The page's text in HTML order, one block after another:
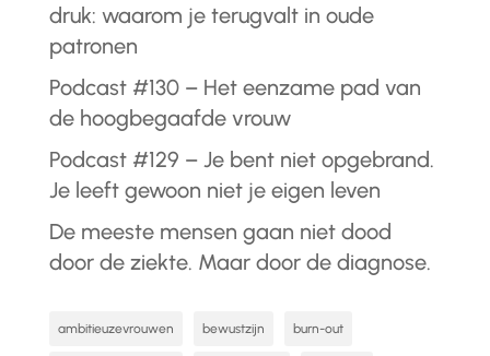
druk: waarom je terugvalt in oude
patronen
Podcast #130 – Het eenzame pad van
de hoogbegaafde vrouw
Podcast #129 – Je bent niet opgebrand.
Je leeft gewoon niet je eigen leven
De meeste mensen gaan niet dood
door de ziekte. Maar door de diagnose.
ambitieuzevrouwen bewustzijn burn-out